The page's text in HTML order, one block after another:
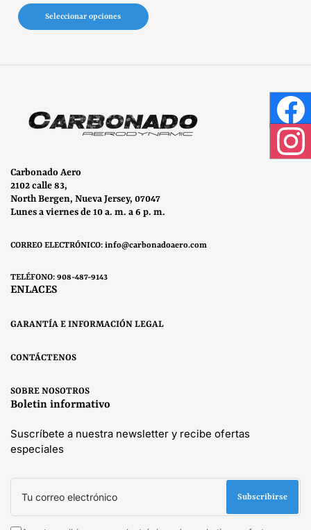
Seleccionar opciones
Carbonado Aero
2102 calle 83,
North Bergen, Nueva Jersey, 07047
Lunes a viernes de 10 a. m. a 6 p. m.
CORREO ELECTRÓNICO: info@carbonadoaero.com
TELÉFONO: 908-487-9143
ENLACES
GARANTÍA E INFORMACIÓN LEGAL
CONTÁCTENOS
SOBRE NOSOTROS
Boletin informativo
Suscríbete a nuestra newsletter y recibe ofertas
especiales
Tu
correo
Subscribirse